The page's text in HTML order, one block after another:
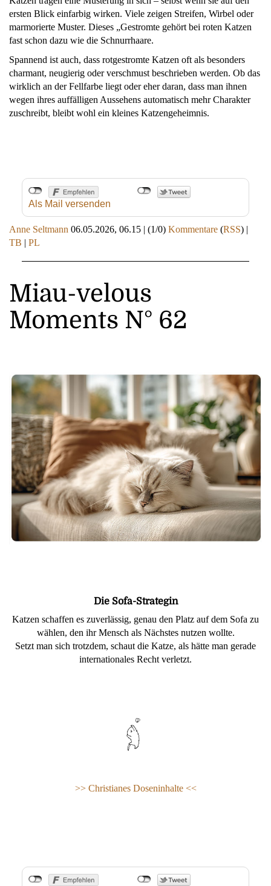
ersten Blick einfarbig wirken. Viele zeigen Streifen, Wirbel oder
marmorierte Muster. Dieses „Gestromte gehört bei roten Katzen
fast schon dazu wie die Schnurrhaare.
Spannend ist auch, dass rotgestromte Katzen oft als besonders
charmant, neugierig oder verschmust beschrieben werden. Ob das
wirklich an der Fellfarbe liegt oder eher daran, dass man ihnen
wegen ihres auffälligen Aussehens automatisch mehr Charakter
zuschreibt, bleibt wohl ein kleines Katzengeheimnis.
Als Mail versenden
Anne Seltmann 06.05.2026, 06.15 | (1/0) Kommentare (RSS) |
TB | PL
Miau-velous
Moments N° 62
Die Sofa-Strategin
Katzen schaffen es zuverlässig, genau den Platz auf dem Sofa zu
wählen, den ihr Mensch als Nächstes nutzen wollte.
Setzt man sich trotzdem, schaut die Katze, als hätte man gerade
internationales Recht verletzt.
>> Christianes Doseninhalte <<